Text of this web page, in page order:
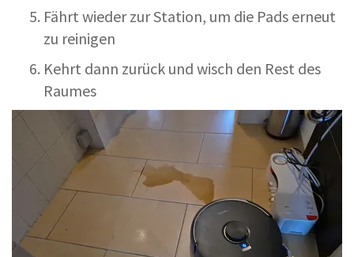
Fährt wieder zur Station, um die Pads erneut
zu reinigen
Kehrt dann zurück und wisch den Rest des
Raumes